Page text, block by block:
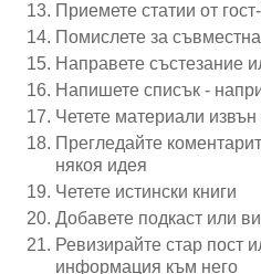
Приемете статии от
Помислете за
Направете състезание
Напишете списък -
Четете материали
Прегледайте
някоя идея
Четете истински книги
Добавете подкаст или
Ревизирайте стар пост
информация към него